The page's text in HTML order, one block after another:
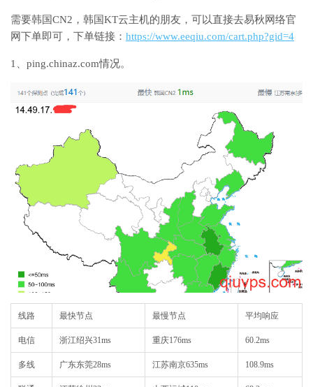
需要韩国CN2，韩国KT云主机的朋友，可以直接去易秋网络官
网下单即可，下单链接： https://www.eeqiu.com/cart.php?gid=4
1、ping.chinaz.com情况。
线路 最快节点 最慢节点 平均响应
电信 浙江绍兴31ms 重庆176ms 60.2ms
多线 广东东莞28ms 江苏南京635ms 108.9ms